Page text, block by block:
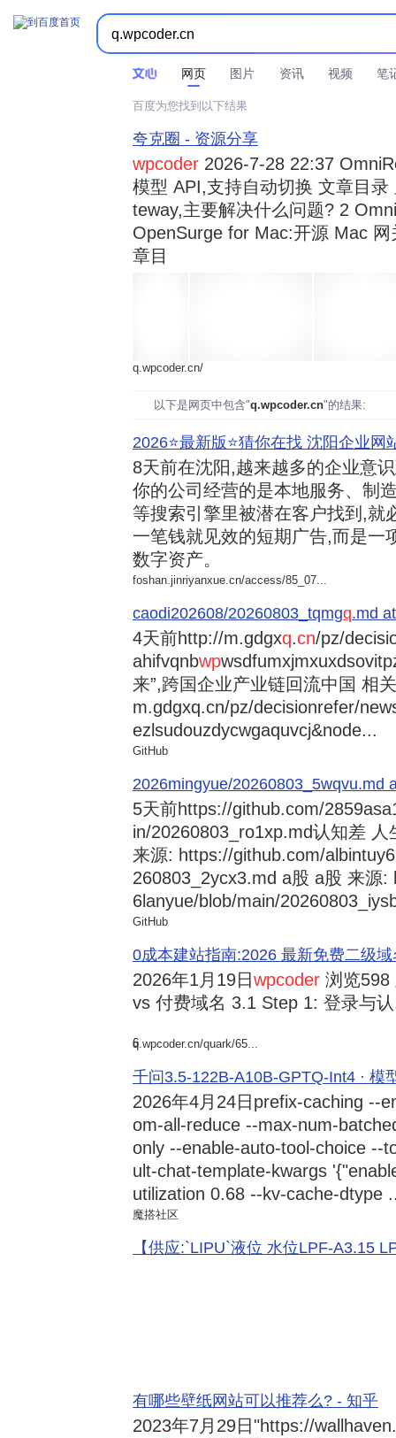
网页 图片 资讯 视频 笔
时间不限  所有网页和文件  站点内检索 
百度为您找到以下结果
夸克圈 - 资源分享
wpcoder 2026-7-28 22:37
模型 API,支持自动切换 文章目
teway,主要解决什么问题? 2
OpenSurge for Mac:开源 Mac
章目
q.wpcoder.cn/
以下是网页中包含"q.wpcoder.cn"的结果:
2026⭐️最新版⭐️猜你在找 沈阳企业网
8天前在沈阳,越来越多的企业意
你的公司经营的是本地服务、制
等搜索引擎里被潜在客户找到,就
一笔钱就见效的短期广告,而是一
数字资产。
foshan.jinriyanxue.cn/access/85_07...
caodi202608/20260803_tqmgq.md
4天前http://m.gdgxq.cn/pz/
ahifvqnbwp
来”,跨国企业产业链回流中国 相
m.gdgxq.cn/pz/decisionrefer/
ezlsudouzdycwgaquvcj&node...
GitHub
2026mingyue/20260803_5wqvu.md
5天前https://github.com/
in/20260803_ro1xp.md认知差
来源: https://github.com/
260803_2ycx3.md a股 a股 来源
6lanyue/blob/main/
GitHub
0成本建站指南:2026 最新免费二级
2026年1月19日wpcoder 浏览598
vs 付费域名 3.1 Step 1: 登录与
6
q.wpcoder.cn/quark/65...
千问3.5-122B-A10B-GPTQ-Int4 · 模
2026年4月24日 prefix-caching --
om-all-reduce --max-num-
only --enable-auto-tool-choice --
ult-chat-template-kwargs
utilization 0.68 --kv-cache-dtype
魔搭社区
【供应:`LIPU`液位 水位LPF-A3.15
有哪些壁纸网站可以推荐么? - 知乎
2023年7月29日 "https://